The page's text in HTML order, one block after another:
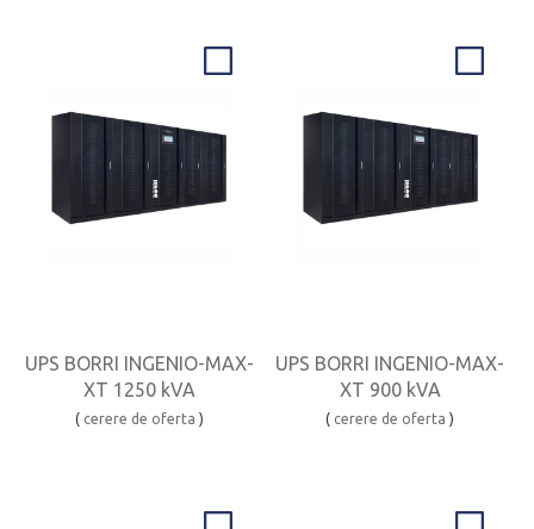
UPS BORRI INGENIO-MAX-
XT 1250 kVA
( cerere de oferta )
UPS BORRI INGENIO-MAX-
XT 900 kVA
( cerere de oferta )